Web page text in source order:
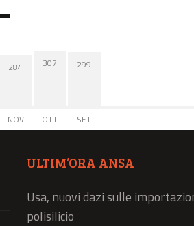
284
NOV
307
OTT
299
SET
ULTIM’ORA ANSA
Usa, nuovi dazi sulle
polisilicio